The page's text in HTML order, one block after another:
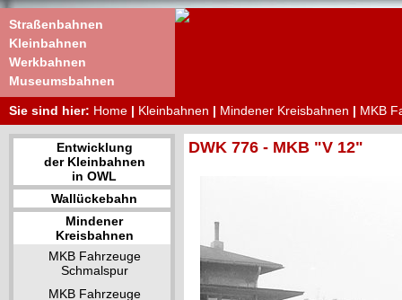
Straßenbahnen
Kleinbahnen
Werkbahnen
Museumsbahnen
Sie sind hier: Home | Kleinbahnen | Mindener Kreisbahnen | MKB
Entwicklung
der Kleinbahnen
in OWL
Wallückebahn
Mindener
Kreisbahnen
MKB Fahrzeuge
Schmalspur
MKB Fahrzeuge
DWK 776 - MKB "V 12"